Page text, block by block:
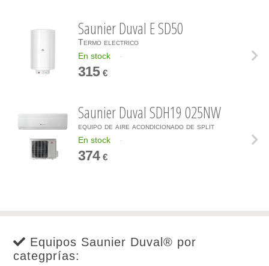
Saunier Duval E SD50
Termo electrico
En stock
-
315€
Saunier Duval SDH19 025NW
equipo de aire acondicionado de split
En stock
-
374€
Equipos Saunier Duval® por
categprías: